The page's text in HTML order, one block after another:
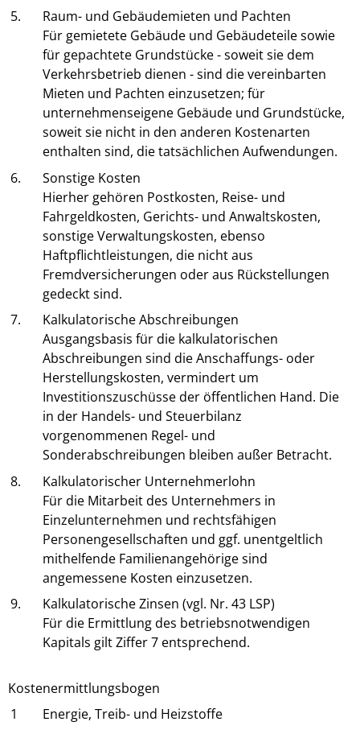
5.
Raum- und Gebäudemieten und Pachten
Für gemietete Gebäude und Gebäudeteile sowie
für gepachtete Grundstücke - soweit sie dem
Verkehrsbetrieb dienen - sind die vereinbarten
Mieten und Pachten einzusetzen; für
unternehmenseigene Gebäude und Grundstücke,
soweit sie nicht in den anderen Kostenarten
enthalten sind, die tatsächlichen Aufwendungen.
6.
Sonstige Kosten
Hierher gehören Postkosten, Reise- und
Fahrgeldkosten, Gerichts- und Anwaltskosten,
sonstige Verwaltungskosten, ebenso
Haftpflichtleistungen, die nicht aus
Fremdversicherungen oder aus Rückstellungen
gedeckt sind.
7.
Kalkulatorische Abschreibungen
Ausgangsbasis für die kalkulatorischen
Abschreibungen sind die Anschaffungs- oder
Herstellungskosten, vermindert um
Investitionszuschüsse der öffentlichen Hand. Die
in der Handels- und Steuerbilanz
vorgenommenen Regel- und
Sonderabschreibungen bleiben außer Betracht.
8.
Kalkulatorischer Unternehmerlohn
Für die Mitarbeit des Unternehmers in
Einzelunternehmen und rechtsfähigen
Personengesellschaften und ggf. unentgeltlich
mithelfende Familienangehörige sind
angemessene Kosten einzusetzen.
9.
Kalkulatorische Zinsen (vgl. Nr. 43 LSP)
Für die Ermittlung des betriebsnotwendigen
Kapitals gilt Ziffer 7 entsprechend.
Kostenermittlungsbogen
1
Energie, Treib- und Heizstoffe